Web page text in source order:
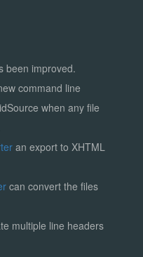
been improved.
command line
when any file
an export to XHTML
can convert the files
multiple line headers